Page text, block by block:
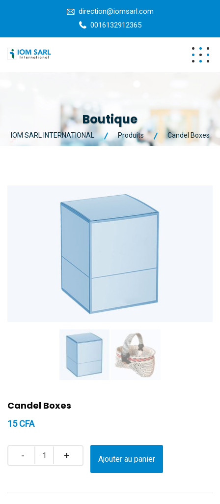
direction@iomsarl.com
0016132912365
Boutique
IOM SARL INTERNATIONAL Produits Candel Boxes
Candel Boxes
15CFA
Ajouter au panier